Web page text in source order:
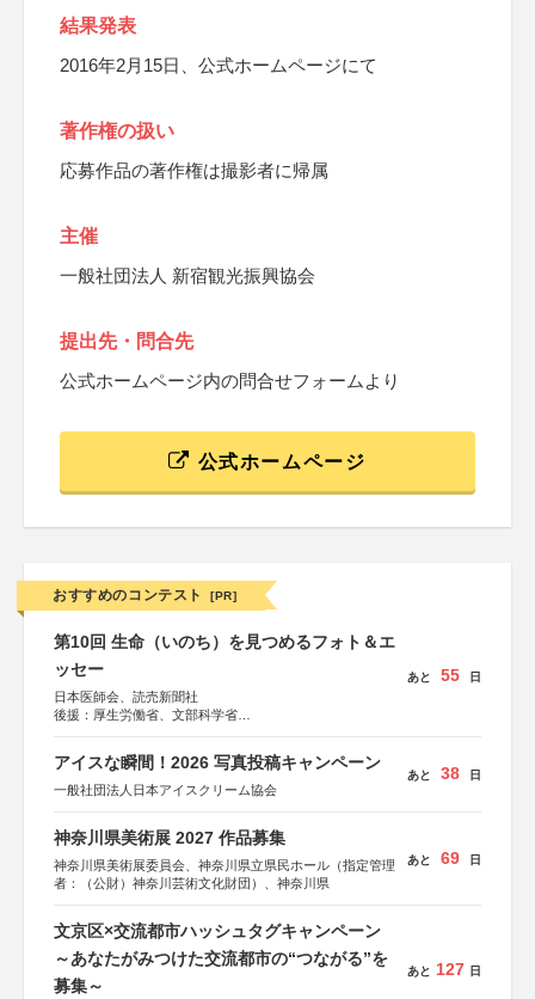
結果発表
2016年2月15日、公式ホームページにて
著作権の扱い
応募作品の著作権は撮影者に帰属
主催
一般社団法人 新宿観光振興協会
提出先・問合先
公式ホームページ内の問合せフォームより
公式ホームページ
おすすめのコンテスト [PR]
第10回 生命（いのち）を見つめるフォト＆エ
ッセー
日本医師会、読売新聞社
後援：厚生労働省、文部科学省
あと 55 日
アイスな瞬間！2026 写真投稿キャンペーン
一般社団法人日本アイスクリーム協会
あと 38 日
神奈川県美術展 2027 作品募集
神奈川県美術展委員会、神奈川県立県民ホール（指定管理
者：（公財）神奈川芸術文化財団）、神奈川県
あと 69 日
文京区×交流都市ハッシュタグキャンペーン
～あなたがみつけた交流都市の“つながる”を
募集～
あと 127 日